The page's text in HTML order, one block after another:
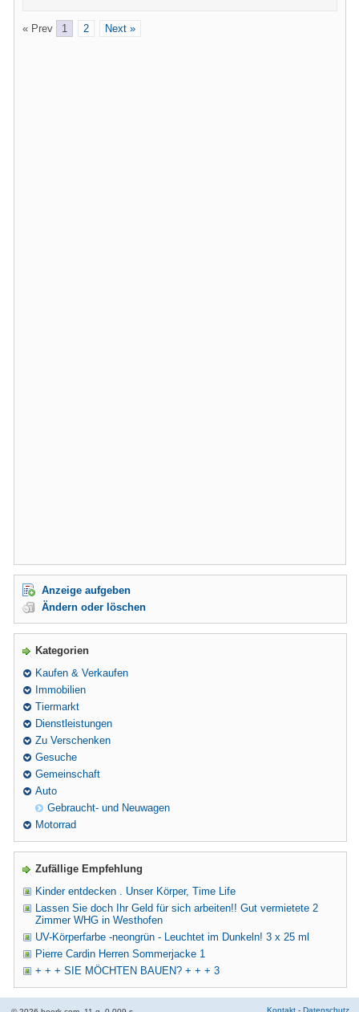
« Prev 1 2 Next »
Anzeige aufgeben
Ändern oder löschen
Kategorien
Kaufen & Verkaufen
Immobilien
Tiermarkt
Dienstleistungen
Zu Verschenken
Gesuche
Gemeinschaft
Auto
Gebraucht- und Neuwagen
Motorrad
Zufällige Empfehlung
Kinder entdecken . Unser Körper, Time Life
Lassen Sie doch Ihr Geld für sich arbeiten!! Gut vermietete 2
Zimmer WHG in Westhofen
UV-Körperfarbe -neongrün - Leuchtet im Dunkeln! 3 x 25 ml
Pierre Cardin Herren Sommerjacke 1
+ + + SIE MÖCHTEN BAUEN? + + + 3
Kontakt - Datenschutz